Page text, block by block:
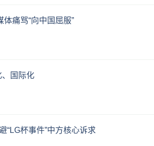
痛骂“向中国屈服”
、国际化
“LG杯事件”中方核心诉求